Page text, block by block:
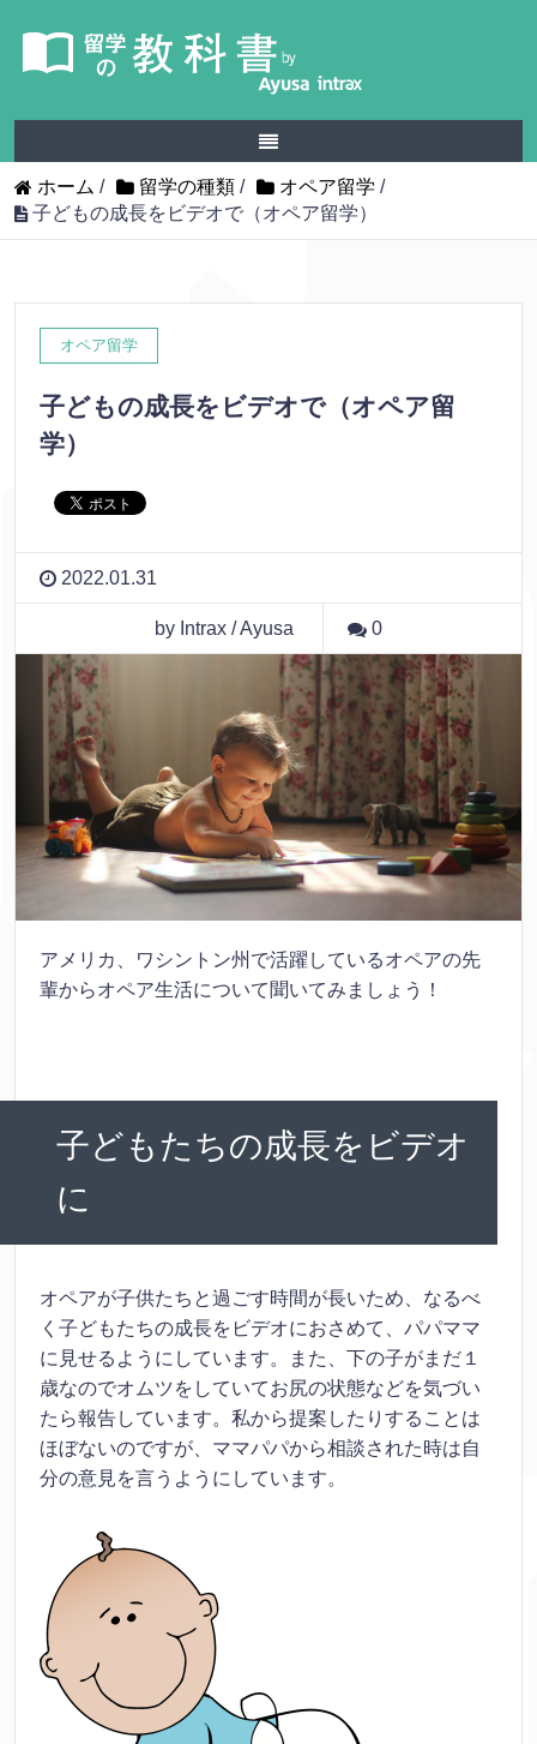
ホーム / 留学の種類 / オペア留学 /
子どもの成長をビデオで（オペア留学）
オペア留学
子どもの成長をビデオで（オペア留
学）
2022.01.31
by Intrax / Ayusa 0
アメリカ、ワシントン州で活躍しているオペアの先
輩からオペア生活について聞いてみましょう！
子どもたちの成長をビデオ
に
オペアが子供たちと過ごす時間が長いため、なるべ
く子どもたちの成長をビデオにおさめて、パパママ
に見せるようにしています。また、下の子がまだ１
歳なのでオムツをしていてお尻の状態などを気づい
たら報告しています。私から提案したりすることは
ほぼないのですが、ママパパから相談された時は自
分の意見を言うようにしています。